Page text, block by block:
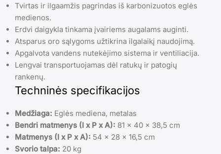
Tvirtas ir ilgaamžis pagrindas iš karbonizuotos eglės
medienos.
Erdvi daigykla tinkama įvairiems augalams auginti.
Atsparus oro sąlygoms užtikrina ilgalaikį naudojimą.
Apgalvota vandens nutekėjimo sistema ir ventiliacija.
Lengvai transportuojamas dėl ratukų ir patogių
rankenų.
Techninės specifikacijos
Medžiaga: Eglės mediena, metalas
Bendri matmenys (I x P x A): 81 x 40 x 38,5 cm
Matmenys (I x P x A): 54 x 28 x 16,5 cm
Svorio talpa: 20 kg